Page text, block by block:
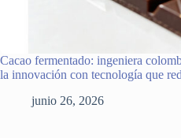
Cacao fermentado: ingeniera
la innovación con tecnología que
junio 26, 2026